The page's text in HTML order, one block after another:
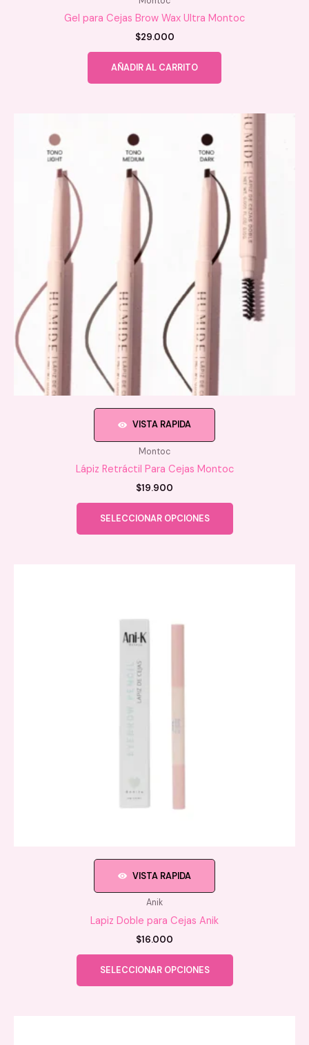
Gel para Cejas Brow Wax Ultra Montoc
$29.000
AÑADIR AL CARRITO
VISTA RAPIDA
Montoc
Lápiz Retráctil Para Cejas Montoc
$19.900
SELECCIONAR OPCIONES
Este
tiene
VISTA RAPIDA
Anik
Lapiz Doble para Cejas Anik
$16.000
SELECCIONAR OPCIONES
Este
tiene